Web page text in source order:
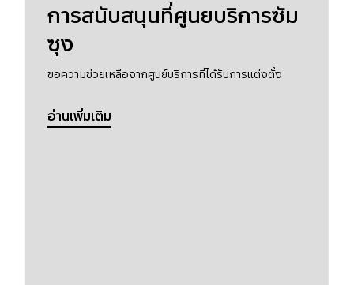
การสนับสนุนที่ศูนยบริการซัม
ซุง
ขอความช่วยเหลือจากศูนย์บริการที่ได้รับการแต่งตั้ง
อ่านเพิ่มเติม